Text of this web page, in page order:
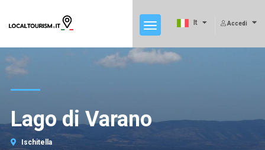
Accedi
It
Lago di Varano
Ischitella